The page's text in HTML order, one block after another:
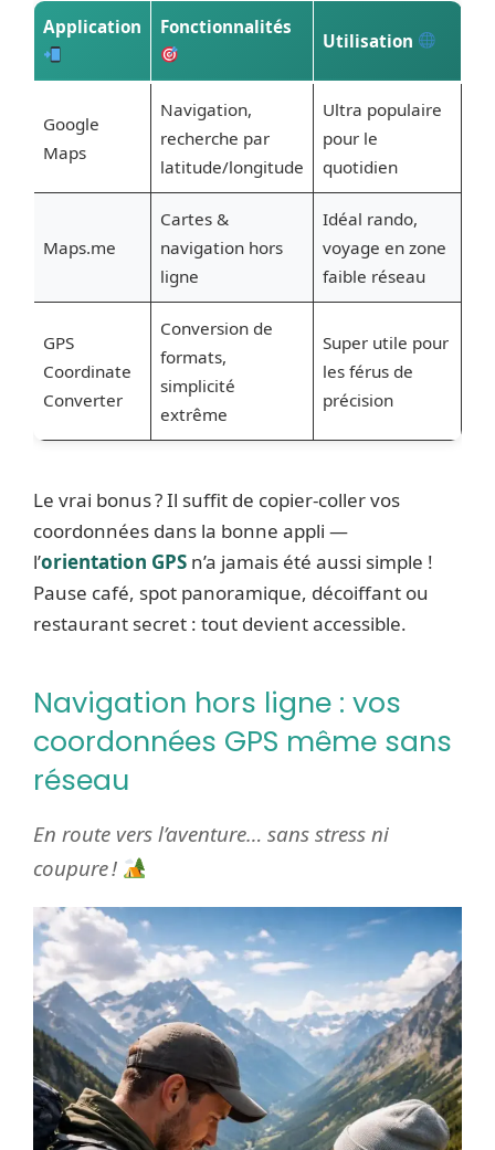
Application Fonctionnalités
Utilisation
Google
Maps
Navigation,
recherche par
latitude/longitude
Ultra populaire
pour le
quotidien
Maps.me
Cartes &
navigation hors
ligne
Idéal rando,
voyage en zone
faible réseau
GPS
Coordinate
Converter
Conversion de
formats,
simplicité
extrême
Super utile pour
les férus de
précision
Le vrai bonus ? Il suffit de copier-coller vos
coordonnées dans la bonne appli —
l’orientation GPS n’a jamais été aussi simple !
Pause café, spot panoramique, décoiffant ou
restaurant secret : tout devient accessible.
Navigation hors ligne : vos
coordonnées GPS même sans
réseau
En route vers l’aventure… sans stress ni
coupure !